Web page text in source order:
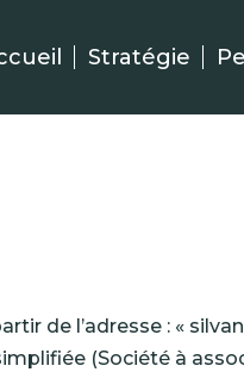
Stratégie
de l’adresse : «
(Société à